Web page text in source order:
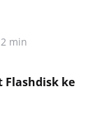
2 min
Flashdisk ke